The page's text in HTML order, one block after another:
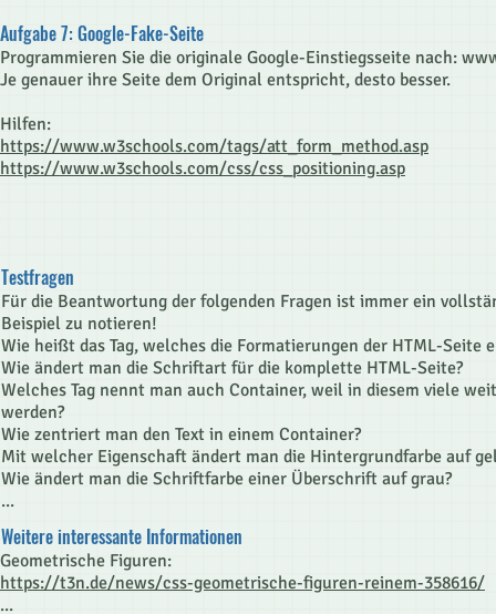
Aufgabe 7: Google-Fake-Seite
Programmieren Sie die originale Google-Einstiegsseite nach:
Je genauer ihre Seite dem Original entspricht, desto besser.
Hilfen:
https://www.w3schools.com/tags/att_form_method.asp
https://www.w3schools.com/css/css_positioning.asp
Testfragen
Für die Beantwortung der folgenden Fragen ist immer ein
Beispiel zu notieren!
Wie heißt das Tag, welches die Formatierungen der HTML-Seite
Wie ändert man die Schriftart für die komplette HTML-Seite?
Welches Tag nennt man auch Container, weil in diesem viele
werden?
Wie zentriert man den Text in einem Container?
Mit welcher Eigenschaft ändert man die Hintergrundfarbe auf
Wie ändert man die Schriftfarbe einer Überschrift auf grau?
...
Weitere interessante Informationen
Geometrische Figuren:
https://t3n.de/news/css-geometrische-figuren-reinem-358616/
...